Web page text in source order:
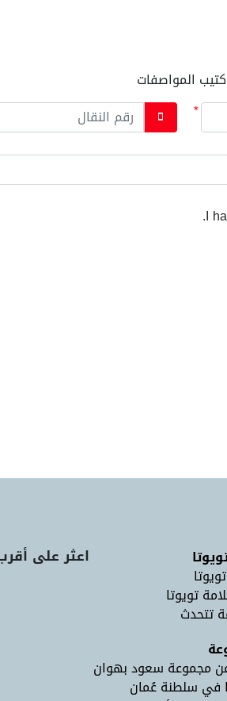
المواصفات
*
.
تويوتا
تتحدث
مجموعة سعود بهوان
في سلطنة عُمان
اعثر على